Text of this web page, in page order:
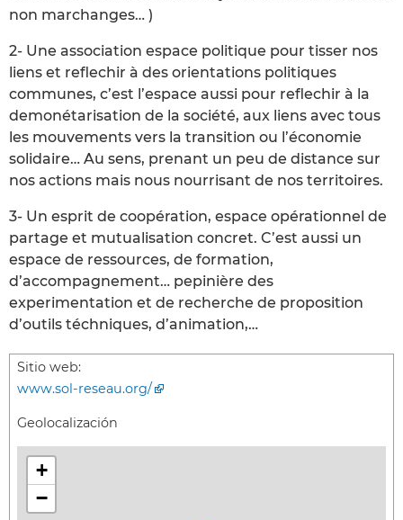
non marchanges… )
2- Une association espace politique pour tisser nos
liens et reflechir à des orientations politiques
communes, c’est l’espace aussi pour reflechir à la
demonétarisation de la société, aux liens avec tous
les mouvements vers la transition ou l’économie
solidaire… Au sens, prenant un peu de distance sur
nos actions mais nous nourrisant de nos territoires.
3- Un esprit de coopération, espace opérationnel de
partage et mutualisation concret. C’est aussi un
espace de ressources, de formation,
d’accompagnement… pepinière des
experimentation et de recherche de proposition
d’outils téchniques, d’animation,…
Sitio web:
www.sol-reseau.org/
Geolocalización
+
−